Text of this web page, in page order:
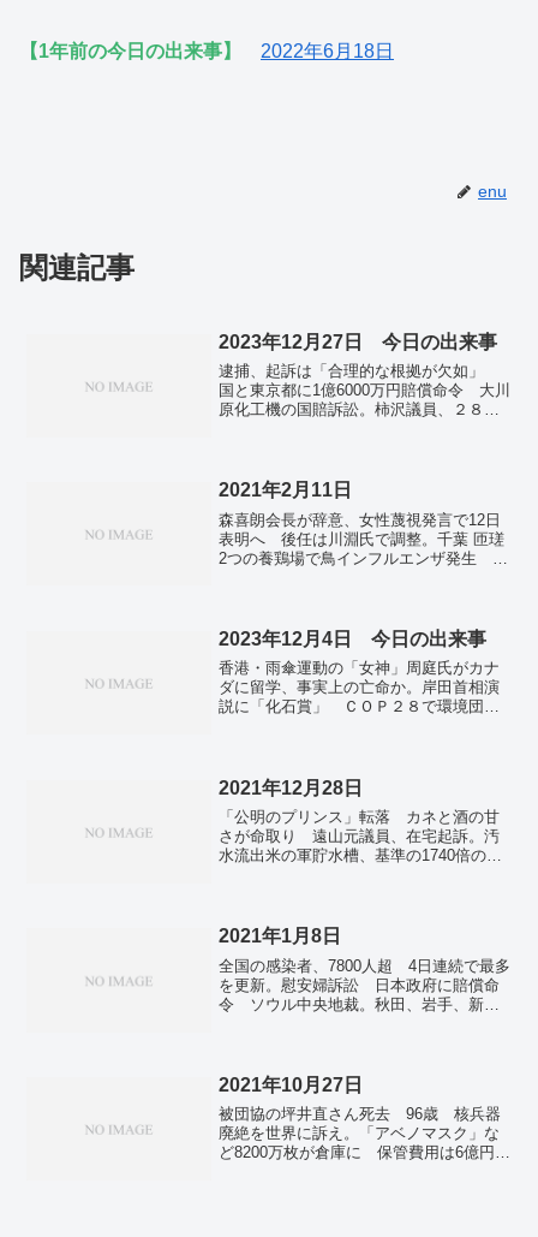
【1年前の今日の出来事】 2022年6月18日
enu
関連記事
2023年12月27日 今日の出来事
逮捕、起訴は「合理的な根拠が欠如」
国と東京都に1億6000万円賠償命令 大川
原化工機の国賠訴訟。柿沢議員、２８日
化「タイミング近い」 金融政策、日銀
油、ＬＮＧ価格上昇で―２月。台湾・野
党議員関係者、中国の接待旅行参加か
台湾検察が捜査。
2021年2月11日
森喜朗会長が辞意、女性蔑視発言で12日
表明へ 後任は川淵氏で調整。千葉 匝瑳
2つの養鶏場で鳥インフルエンザ発生 県
2023年12月4日 今日の出来事
香港・雨傘運動の「女神」周庭氏がカナ
ダに留学、事実上の亡命か。岸田首相演
説に「化石賞」 ＣＯＰ２８で環境団
へ、特捜部。米軍オスプレイ墜落、海中
で5人の遺体発見 機体の残骸も。韓国、
偵察衛星打ち上げへ実験成功 ２５年目
標に独自開発。林理事長「大学対応で混
乱、おわび」 日大アメフト部薬物で会
も 北日本は気温差が大。
2021年12月28日
「公明のプリンス」転落 カネと酒の甘
さが命取り 遠山元議員、在宅起訴。汚
水流出米の軍貯水槽、基準の1740倍の有
ラスター 全国初か 高齢者施設で5人感
中感染か 嘉手納基地従業員も。岩手で
オミクロン株確認 東北初、県「市中感
染ではない」。洪水で47万人が被災 ブ
2021年1月8日
全国の感染者、7800人超 4日連続で最多
を更新。慰安婦訴訟 日本政府に賠償命
令 ソウル中央地裁。秋田、岩手、新潟
2021年10月27日
被団協の坪井直さん死去 96歳 核兵器
廃絶を世界に訴え。「アベノマスク」な
ど8200万枚が倉庫に 保管費用は6億円。